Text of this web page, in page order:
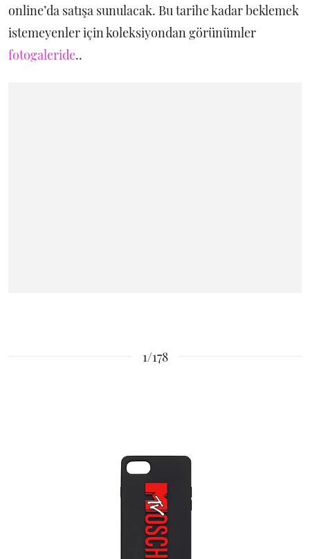
online’da satışa sunulacak. Bu tarihe kadar beklemek
istemeyenler için koleksiyondan görünümler
fotogaleride..
1/178